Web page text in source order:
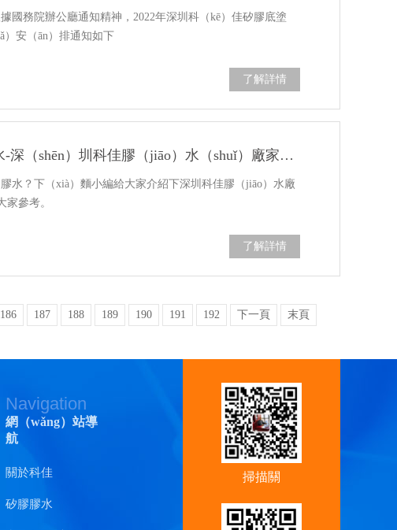
國務院辦公廳通知精神，2022年深圳科（kē）佳矽膠底塗
）安（ān）排通知如下
了解詳情
矽膠粘接有哪幾種膠水-深（shēn）圳科佳膠（jiāo）水（shuǐ）廠家粘（zhān）矽膠膠水種類
水？下（xià）麵小編給大家介紹下深圳科佳膠（jiāo）水廠
家參考。
了解詳情
186 187 188 189 190 191 192 下一頁 末頁
Navigation
網（wǎng）站導
航
關於科佳
矽膠膠水
掃描關
（guān）注香